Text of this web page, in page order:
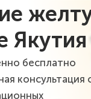
Якутия
бесплатно